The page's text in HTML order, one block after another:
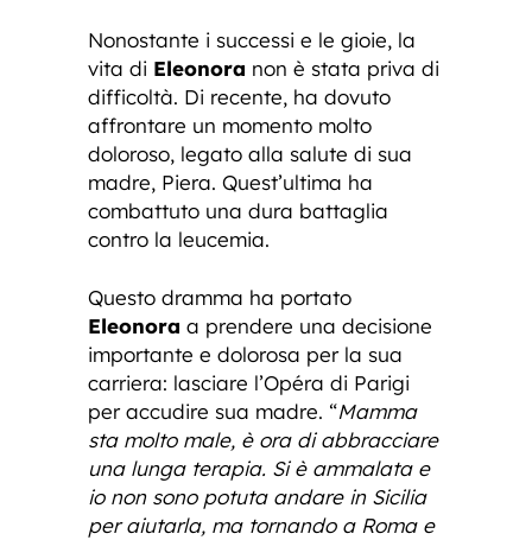
Nonostante i successi e le gioie, la
vita di Eleonora non è stata priva di
difficoltà. Di recente, ha dovuto
affrontare un momento molto
doloroso, legato alla salute di sua
madre, Piera. Quest’ultima ha
combattuto una dura battaglia
contro la leucemia.
Questo dramma ha portato
Eleonora a prendere una decisione
importante e dolorosa per la sua
carriera: lasciare l’Opéra di Parigi
per accudire sua madre. “Mamma
sta molto male, è ora di abbracciare
una lunga terapia. Si è ammalata e
io non sono potuta andare in Sicilia
per aiutarla, ma tornando a Roma e